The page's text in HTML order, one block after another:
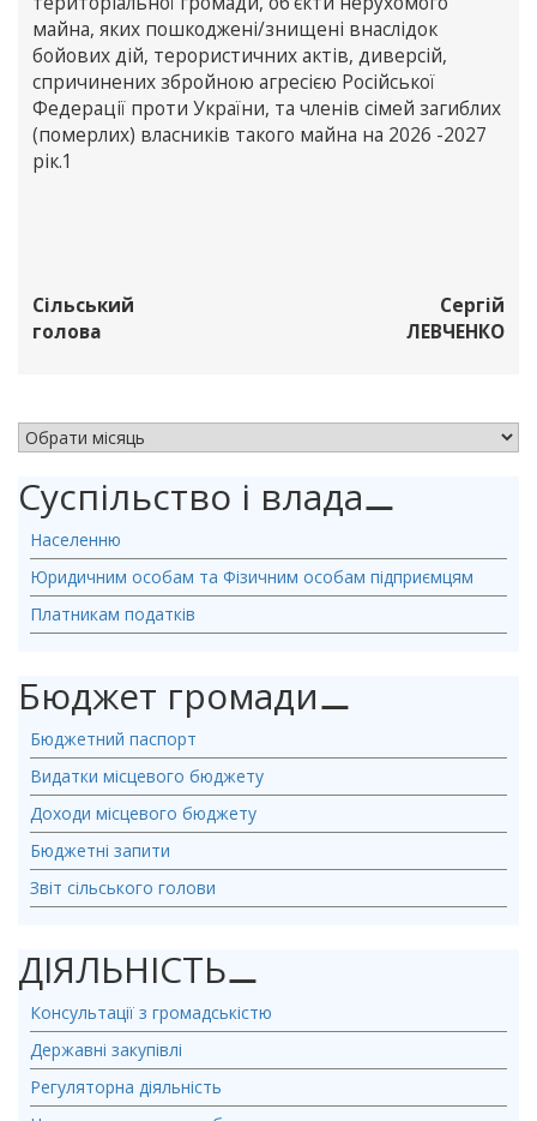
майна, яких пошкоджені/знищені внаслідок
бойових дій, терористичних актів, диверсій,
спричинених збройною агресією Російської
Федерації проти України, та членів сімей загиблих
(померлих) власників такого майна на 2026 -2027
рік.1
Сільський
голова
Сергій
ЛЕВЧЕНКО
Суспільство і влада⚊
Населенню
Юридичним особам та Фізичним особам підприємцям
Платникам податків
Бюджет громади⚊
Бюджетний паспорт
Видатки місцевого бюджету
Доходи місцевого бюджету
Бюджетні запити
Звіт сільського голови
ДІЯЛЬНІСТЬ⚊
Консультації з громадськістю
Державні закупівлі
Регуляторна діяльність